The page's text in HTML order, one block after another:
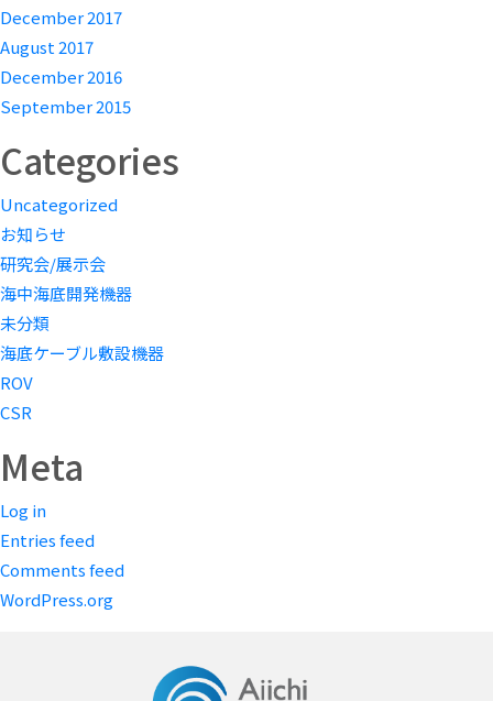
December 2017
August 2017
December 2016
September 2015
Categories
Uncategorized
お知らせ
研究会/展示会
海中海底開発機器
未分類
海底ケーブル敷設機器
ROV
CSR
Meta
Log in
Entries feed
Comments feed
WordPress.org